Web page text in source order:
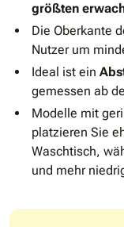
größten
Die Oberkante
Nutzer um
Ideal ist ein
gemessen ab
Modelle mit
platzieren Sie
Waschtisch,
und mehr